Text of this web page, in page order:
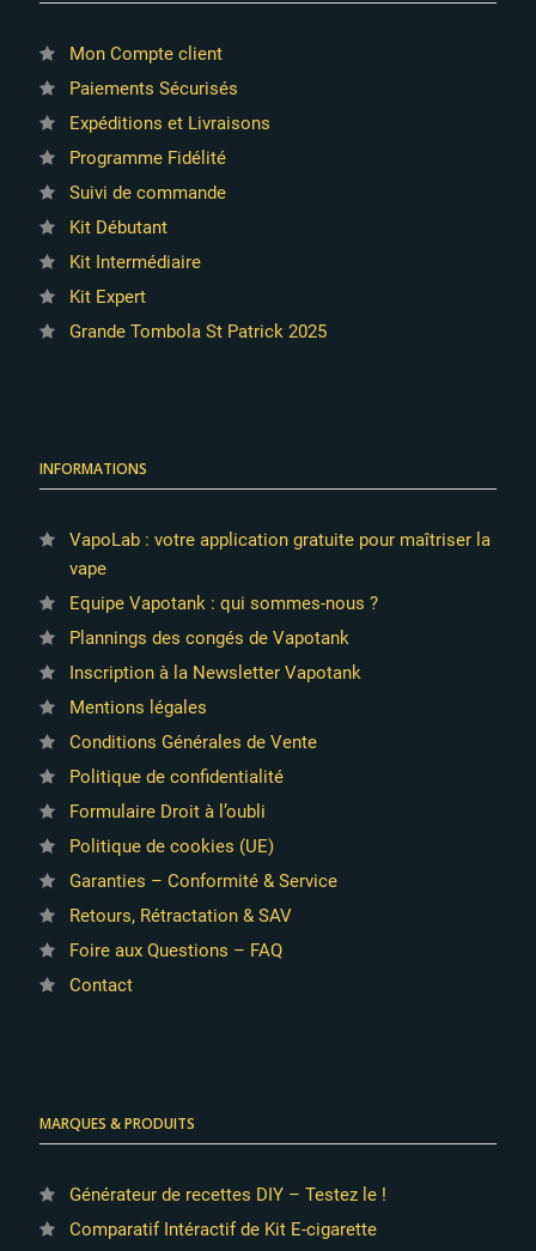
Mon Compte client
Paiements Sécurisés
Expéditions et Livraisons
Programme Fidélité
Suivi de commande
Kit Débutant
Kit Intermédiaire
Kit Expert
Grande Tombola St Patrick 2025
INFORMATIONS
VapoLab : votre application gratuite pour maîtriser la
vape
Equipe Vapotank : qui sommes-nous ?
Plannings des congés de Vapotank
Inscription à la Newsletter Vapotank
Mentions légales
Conditions Générales de Vente
Politique de confidentialité
Formulaire Droit à l’oubli
Politique de cookies (UE)
Garanties – Conformité & Service
Retours, Rétractation & SAV
Foire aux Questions – FAQ
Contact
MARQUES & PRODUITS
Générateur de recettes DIY – Testez le !
Comparatif Intéractif de Kit E-cigarette